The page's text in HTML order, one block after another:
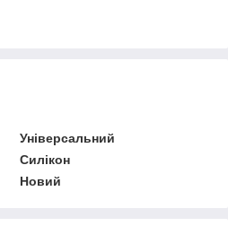
Універсальний
Силікон
Новий